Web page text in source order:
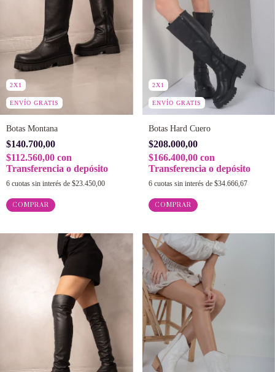
2X1
ENVÍO GRATIS
Botas Montana
$140.700,00
$112.560,00 con
Transferencia o depósito
6 cuotas sin interés de $23.450,00
COMPRAR
2X1
ENVÍO GRATIS
Botas Hard Cuero
$208.000,00
$166.400,00 con
Transferencia o depósito
6 cuotas sin interés de $34.666,67
COMPRAR